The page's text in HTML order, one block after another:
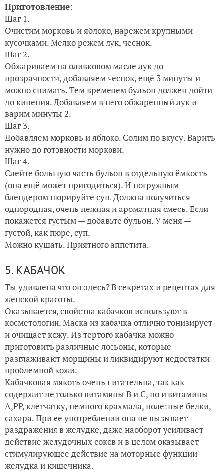
Приготовление:
Шаг 1.
Очистим морковь и яблоко, нарежем крупными
кусочками. Мелко режем лук, чеснок.
Шаг 2.
Обжариваем на оливковом масле лук до
прозрачности, добавляем чеснок, ещё 3 минуты и
можно снимать. Тем временем бульон должен дойти
до кипения. Добавляем в него обжаренный лук и
варим минуты 2.
Шаг 3.
Добавляем морковь и яблоко. Солим по вкусу. Варить
нужно до готовности моркови.
Шаг 4.
Слейте большую часть бульон в отдельную ёмкость
(она ещё может пригодиться). И погружным
блендером пюрируйте суп. Должна получиться
однородная, очень нежная и ароматная смесь. Если
покажется густым — добавьте бульон. У меня —
густой, как пюре, суп.
Можно кушать. Приятного аппетита.
5. КАБАЧОК
Ты удивлена что он здесь? В секретах и рецептах для
женской красоты.
Оказывается, свойства кабачков используют в
косметологии. Маска из кабачка отлично тонизирует
и очищает кожу. Из тертого кабачка можно
приготовить различные лосьоны, которые
разглаживают морщины и ликвидируют недостатки
проблемной кожи.
Кабачковая мякоть очень питательна, так как
содержит не только витамины B и С, но и витамины
A,PP, клетчатку, немного крахмала, полезные белки,
сахара. При ее употреблении она не вызывает
раздражения в желудке, даже наоборот усиливает
действие желудочных соков и в целом оказывает
стимулирующее действие на моторные функции
желудка и кишечника.